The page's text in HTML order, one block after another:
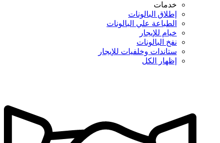
خدمات
إطلاق البالونات
الطباعة علي البالونات
خيام للإيجار
نفخ البالونات
ستاندات وخلفيات للإيجار
إظهار الكل